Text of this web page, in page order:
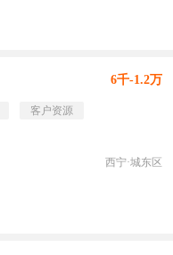
6千-1.2万
客户资源
西宁·城东区